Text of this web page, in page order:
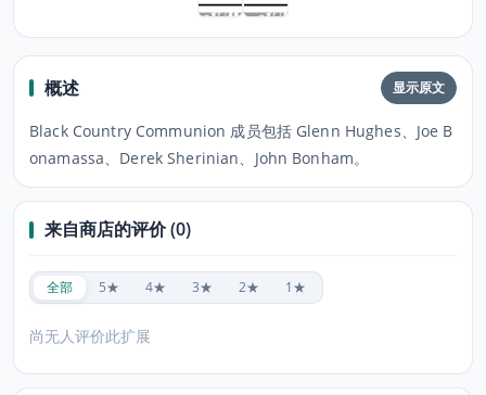
概述 显示原文
Black Country Communion 成员包括 Glenn Hughes、Joe B
onamassa、Derek Sherinian、John Bonham。
来自商店的评价 (0)
全部 5★ 4★ 3★ 2★ 1★
尚无人评价此扩展